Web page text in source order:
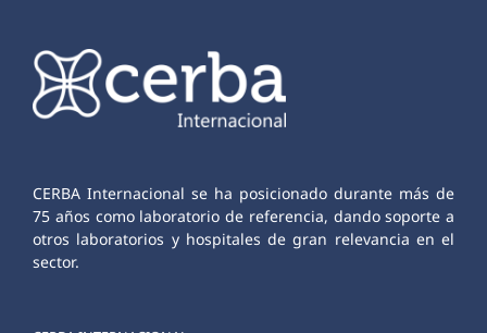
CERBA Internacional se ha posicionado durante más de
75 años como laboratorio de referencia, dando soporte a
otros laboratorios y hospitales de gran relevancia en el
sector.